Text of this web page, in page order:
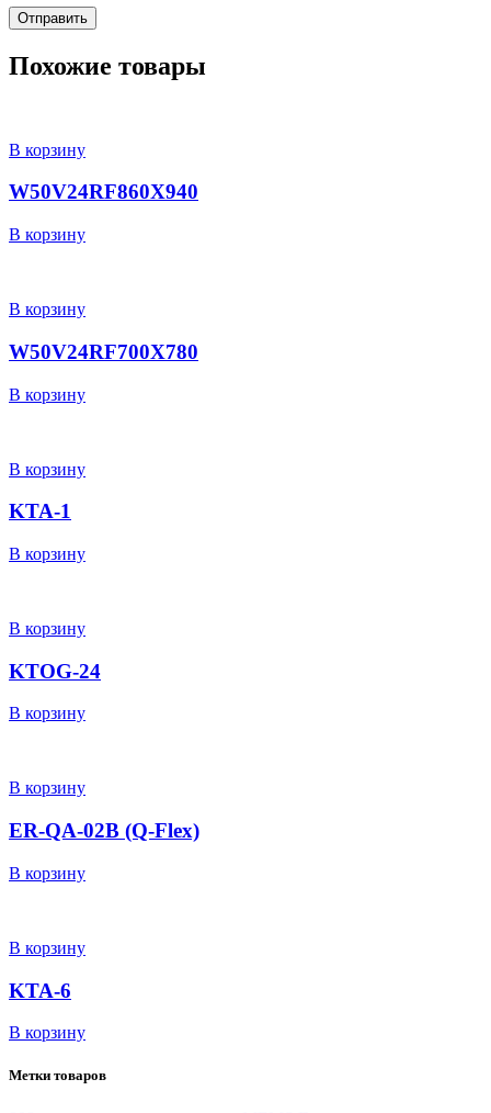
Похожие товары
В корзину
W50V24RF860X940
В корзину
В корзину
W50V24RF700X780
В корзину
В корзину
KTA-1
В корзину
В корзину
KTOG-24
В корзину
В корзину
ER-QA-02B (Q-Flex)
В корзину
В корзину
KTA-6
В корзину
Метки товаров